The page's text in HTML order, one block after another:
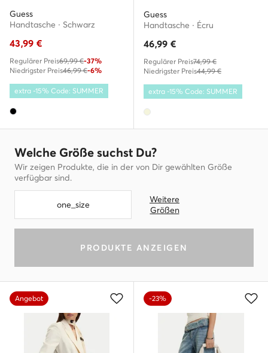
Guess
Handtasche · Schwarz
43,99 €
Regulärer Preis69,99 €-37%
Niedrigster Preis46,99 €-6%
extra -15% Code: SUMMER
Guess
Handtasche · Écru
46,99 €
Regulärer Preis74,99 €
Niedrigster Preis44,99 €
extra -15% Code: SUMMER
Welche Größe suchst Du?
Wir zeigen Produkte, die in der von Dir gewählten Größe
verfügbar sind.
one_size
Weitere
Größen
PRODUKTE ANZEIGEN
Angebot -23%